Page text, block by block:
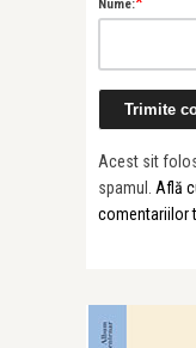
Nume:
Acest sit
spamul. Află
comentariilor